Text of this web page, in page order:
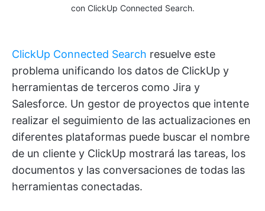
con ClickUp Connected Search.
ClickUp Connected Search resuelve este
problema unificando los datos de ClickUp y
herramientas de terceros como Jira y
Salesforce. Un gestor de proyectos que intente
realizar el seguimiento de las actualizaciones en
diferentes plataformas puede buscar el nombre
de un cliente y ClickUp mostrará las tareas, los
documentos y las conversaciones de todas las
herramientas conectadas.